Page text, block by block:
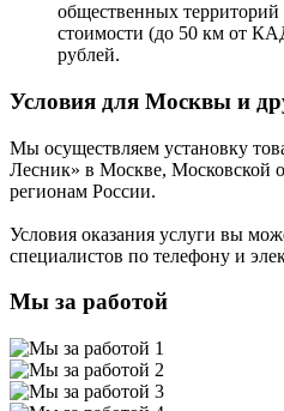
общественных
стоимости (до 50 км от
рублей.
Условия для Москвы и
Мы осуществляем установку
Лесник» в Москве, Московской
регионам России.
Условия оказания услуги вы
специалистов по телефону и
Мы за работой